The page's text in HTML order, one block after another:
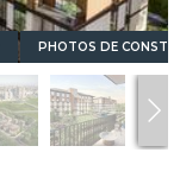
PHOTOS DE